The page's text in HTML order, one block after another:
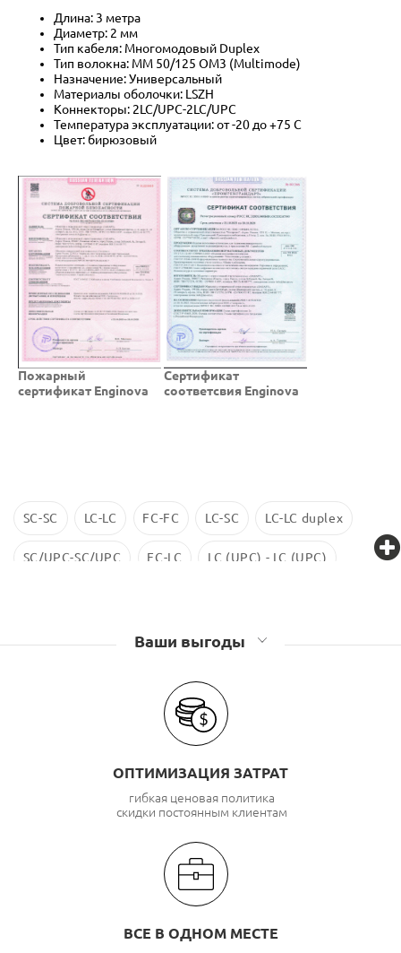
Длина: 3 метра
Диаметр: 2 мм
Тип кабеля: Многомодовый Duplex
Тип волокна: MM 50/125 OM3 (Multimode)
Назначение: Универсальный
Материалы оболочки: LSZH
Коннекторы: 2LC/UPC-2LC/UPC
Температура эксплуатации: от -20 до +75 C
Цвет: бирюзовый
Пожарный
сертификат Enginova
Cертификат
соответсвия Enginova
SC-SC LC-LC FC-FC LC-SC LC-LC duplex
SC/UPC-SC/UPC FC-LC LC (UPC) - LC (UPC)
Ваши выгоды
ОПТИМИЗАЦИЯ ЗАТРАТ
гибкая ценовая политика
скидки постоянным клиентам
ВСЕ В ОДНОМ МЕСТЕ